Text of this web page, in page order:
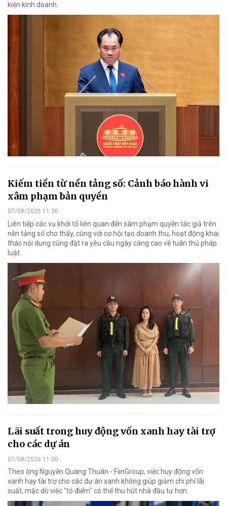
kiện kinh doanh.
Kiếm tiền từ nền tảng số: Cảnh báo hành vi
xâm phạm bản quyền
07/08/2026 11:30
Liên tiếp các vụ khởi tố liên quan đến xâm phạm quyền tác giả trên
nền tảng số cho thấy, cùng với cơ hội tạo doanh thu, hoạt động khai
thác nội dung cũng đặt ra yêu cầu ngày càng cao về tuân thủ pháp
luật.
Lãi suất trong huy động vốn xanh hay tài trợ
cho các dự án
07/08/2026 11:00
Theo ông Nguyễn Quang Thuân - FiinGroup, việc huy động vốn
xanh hay tài trợ cho các dự án xanh không giúp giảm chi phí lãi
suất; mặc dù việc "tô điểm" có thể thu hút nhà đầu tư hơn.